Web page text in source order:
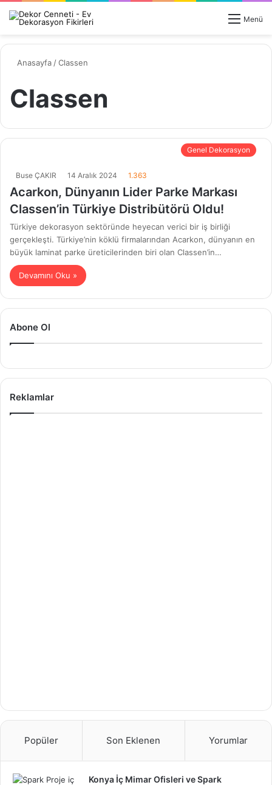
Menü
Arama
Anasayfa /Classen
Classen
Genel Dekorasyon
Buse ÇAKIR 14 Aralık 2024 1.363
Acarkon, Dünyanın Lider Parke Markası
Classen’in Türkiye Distribütörü Oldu!
Türkiye dekorasyon sektöründe heyecan verici bir iş birliği
gerçekleşti. Türkiye’nin köklü firmalarından Acarkon, dünyanın en
büyük laminat parke üreticilerinden biri olan Classen’in…
Devamını Oku »
Abone Ol
Reklamlar
Popüler Son Eklenen Yorumlar
Konya İç Mimar Ofisleri ve Spark